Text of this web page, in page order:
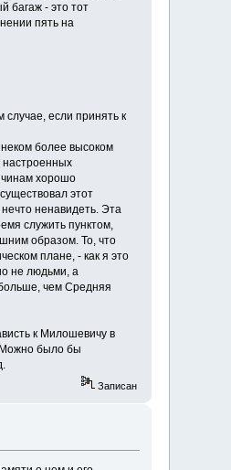
багаж - это тот
пять на
если принять к
более высоком
настроенных
хорошо
этот
ненавидеть. Эта
служить пунктом,
образом. То, что
плане, - как я это
не людьми, а
чем Средняя
к Милошевичу в
Можно было бы
Записан